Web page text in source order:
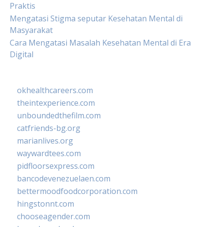
Praktis
Mengatasi Stigma seputar Kesehatan Mental di
Masyarakat
Cara Mengatasi Masalah Kesehatan Mental di Era
Digital
okhealthcareers.com
theintexperience.com
unboundedthefilm.com
catfriends-bg.org
marianlives.org
waywardtees.com
pidfloorsexpress.com
bancodevenezuelaen.com
bettermoodfoodcorporation.com
hingstonnt.com
chooseagender.com